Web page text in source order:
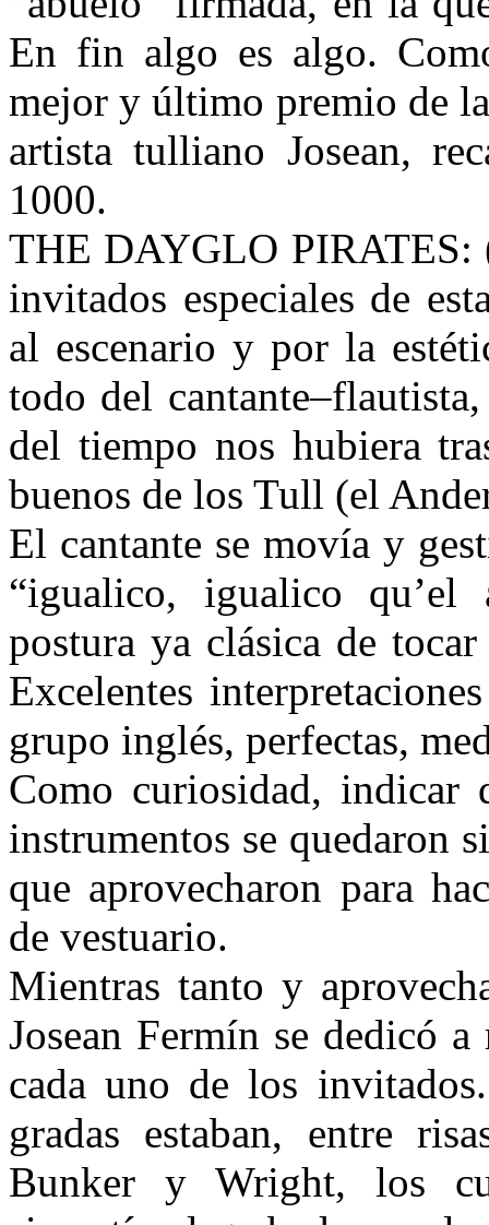
En fin algo es algo.
mejor y último premio de
artista tulliano Josean,
1000.
THE DAYGLO PIRATES:
invitados especiales de
al escenario y por la
todo del
del tiempo nos hubiera
buenos de los Tull (el
El cantante se movía y
“igualico, igualico
postura ya clásica de
Excelentes
grupo inglés, perfectas,
Como curiosidad, indicar
instrumentos se quedaron
que aprovecharon para
de vestuario.
Mientras tanto y
Josean Fermín se dedicó
cada uno de los
gradas estaban, entre
Bunker y Wright, los